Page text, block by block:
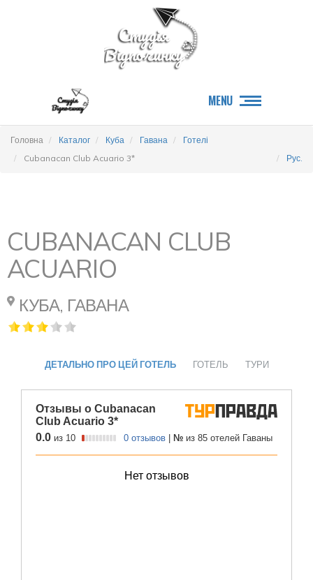
MENU
Головна Каталог Куба Гавана
Готелі
Cubanacan Club Acuario 3*
Рус.
CUBANACAN CLUB
ACUARIO
КУБА, ГАВАНА
ДЕТАЛЬНО ПРО ЦЕЙ ГОТЕЛЬ ГОТЕЛЬ ТУРИ